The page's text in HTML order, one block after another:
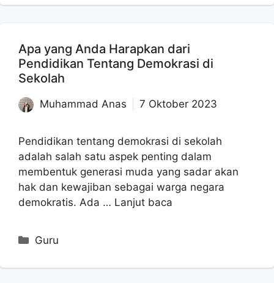
Apa yang Anda Harapkan dari
Pendidikan Tentang Demokrasi di
Sekolah
Muhammad Anas 7 Oktober 2023
Pendidikan tentang demokrasi di sekolah
adalah salah satu aspek penting dalam
membentuk generasi muda yang sadar akan
hak dan kewajiban sebagai warga negara
demokratis. Ada … Lanjut baca
Kategori
Guru